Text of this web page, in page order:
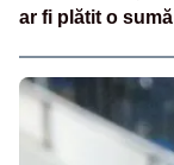
ar fi plătit o